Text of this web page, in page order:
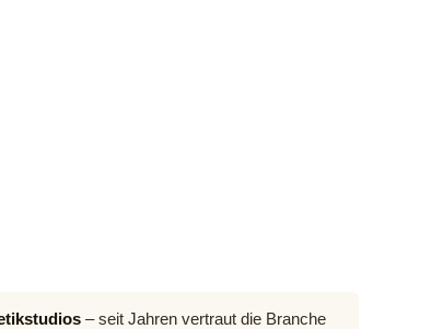
– seit Jahren vertraut die Branche